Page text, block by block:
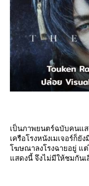
เป็นภาพยนตร์ฉบับคนแส
เครือโรงหนังเมเจอร์ก็ยัง
ฆษณาลงโรงฉายอยู่ แต่
สดงนี้ จึงไม่มีให้ชมกันเ